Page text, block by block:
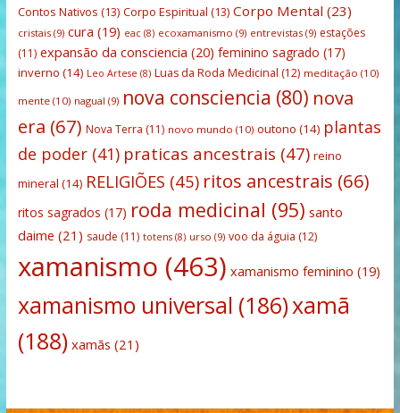
Contos Nativos (13) Corpo Espiritual (13) Corpo Mental (23)
cristais(9) cura (19) eac(8) ecoxamanismo (9) entrevistas(9) estações
(11) expansão da consciencia (20) feminino sagrado (17)
inverno (14) Leo Artese (8) Luas da Roda Medicinal (12) meditação (10)
mente(10) nagual (9) nova consciencia (80) nova
era (67) Nova Terra (11) novo mundo (10) outono (14) plantas
de poder(41) praticas ancestrais (47) reino
mineral (14) RELIGIÕES (45) ritos ancestrais (66)
ritos sagrados (17) roda medicinal (95) santo
daime (21) saude (11) totens(8) urso (9) voo da águia (12)
xamanismo (463) xamanismo feminino (19)
xamanismo universal (186)xamã
(188) xamãs (21)